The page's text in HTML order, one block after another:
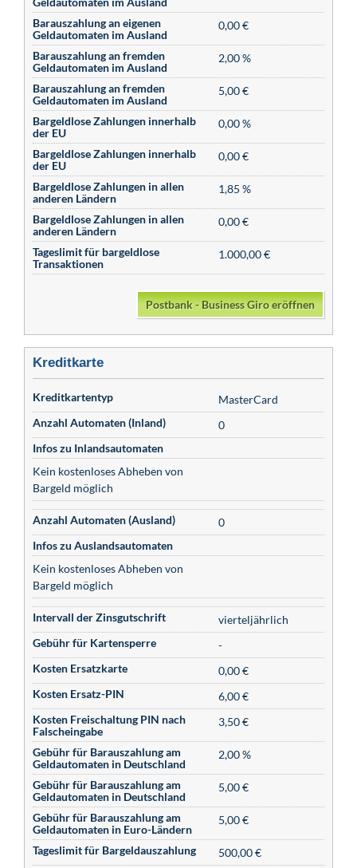
Barauszahlung an eigenen
Geldautomaten im Ausland
0,00 €
Barauszahlung an fremden
Geldautomaten im Ausland
2,00 %
Barauszahlung an fremden
Geldautomaten im Ausland
5,00 €
Bargeldlose Zahlungen innerhalb
der EU
0,00 %
Bargeldlose Zahlungen innerhalb
der EU
0,00 €
Bargeldlose Zahlungen in allen
anderen Ländern
1,85 %
Bargeldlose Zahlungen in allen
anderen Ländern
0,00 €
Tageslimit für bargeldlose
Transaktionen
1.000,00 €
Postbank - Business Giro eröffnen
Kreditkarte
Kreditkartentyp
MasterCard
Anzahl Automaten (Inland)
0
Infos zu Inlandsautomaten
Kein kostenloses Abheben von
Bargeld möglich
Anzahl Automaten (Ausland)
0
Infos zu Auslandsautomaten
Kein kostenloses Abheben von
Bargeld möglich
Intervall der Zinsgutschrift
vierteljährlich
Gebühr für Kartensperre
-
Kosten Ersatzkarte
0,00 €
Kosten Ersatz-PIN
6,00 €
Kosten Freischaltung PIN nach
Falscheingabe
3,50 €
Gebühr für Barauszahlung am
Geldautomaten in Deutschland
2,00 %
Gebühr für Barauszahlung am
Geldautomaten in Deutschland
5,00 €
Gebühr für Barauszahlung am
Geldautomaten in Euro-Ländern
5,00 €
Tageslimit für Bargeldauszahlung
500,00 €